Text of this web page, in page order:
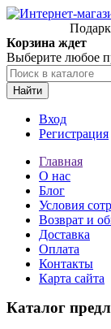
Корзина ждет
Выберите любое
Найти
Вход
Регистрация
Главная
О нас
Блог
Условия
Возврат и
Доставка
Оплата
Контакты
Карта сайта
Каталог